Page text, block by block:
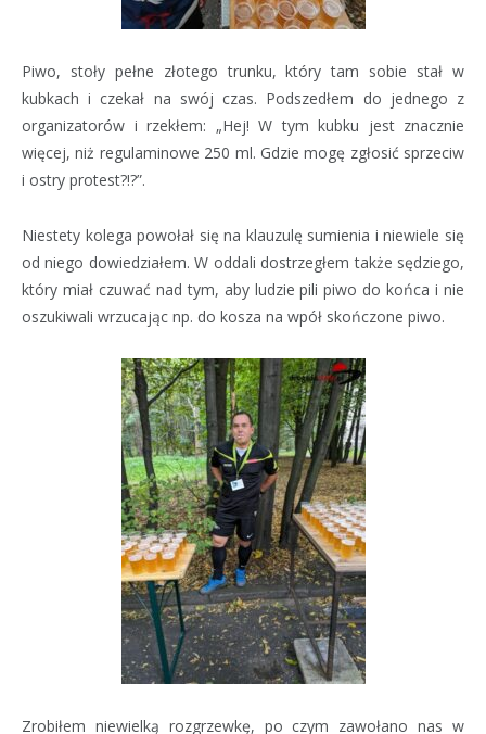
Piwo, stoły pełne złotego trunku, który tam sobie stał w
kubkach i czekał na swój czas. Podszedłem do jednego z
organizatorów i rzekłem: „Hej! W tym kubku jest znacznie
więcej, niż regulaminowe 250 ml. Gdzie mogę zgłosić sprzeciw
i ostry protest?!?”.
Niestety kolega powołał się na klauzulę sumienia i niewiele się
od niego dowiedziałem. W oddali dostrzegłem także sędziego,
który miał czuwać nad tym, aby ludzie pili piwo do końca i nie
oszukiwali wrzucając np. do kosza na wpół skończone piwo.
Zrobiłem niewielką rozgrzewkę, po czym zawołano nas w